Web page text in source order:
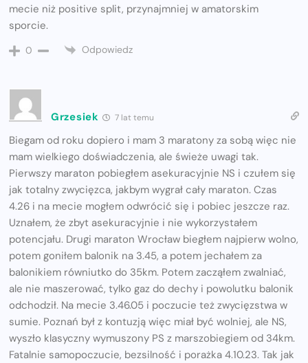
mecie niż positive split, przynajmniej w amatorskim
sporcie.
0 Odpowiedz
Grzesiek 7 lat temu
Biegam od roku dopiero i mam 3 maratony za sobą więc nie
mam wielkiego doświadczenia, ale świeże uwagi tak.
Pierwszy maraton pobiegłem asekuracyjnie NS i czułem się
jak totalny zwycięzca, jakbym wygrał cały maraton. Czas
4.26 i na mecie mogłem odwrócić się i pobiec jeszcze raz.
Uznałem, że zbyt asekuracyjnie i nie wykorzystałem
potencjału. Drugi maraton Wrocław biegłem najpierw wolno,
potem goniłem balonik na 3.45, a potem jechałem za
balonikiem równiutko do 35km. Potem zacząłem zwalniać,
ale nie maszerować, tylko gaz do dechy i powolutku balonik
odchodził. Na mecie 3.46.05 i poczucie też zwycięzstwa w
sumie. Poznań był z kontuzją więc miał być wolniej, ale NS,
wyszło klasyczny wymuszony PS z marszobiegiem od 34km.
Fatalnie samopoczucie, bezsilność i porażka 4.10.23. Tak jak